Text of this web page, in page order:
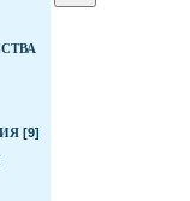
[9]